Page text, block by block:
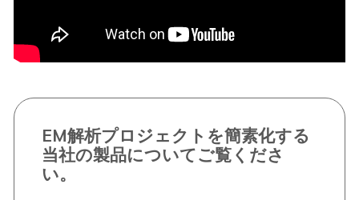
EM解析プロジェクトを簡素化する
当社の製品についてご覧くださ
い。